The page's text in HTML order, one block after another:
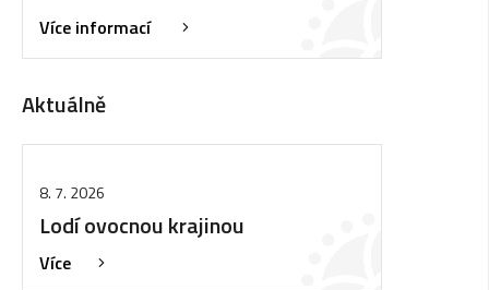
Více informací
Aktuálně
8. 7. 2026
Lodí ovocnou krajinou
Více